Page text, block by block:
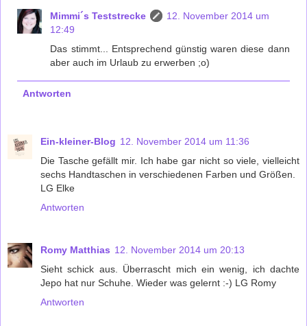
Mimmi´s Teststrecke
12. November 2014 um
12:49
Das stimmt... Entsprechend günstig waren diese dann
aber auch im Urlaub zu erwerben ;o)
Antworten
Ein-kleiner-Blog 12. November 2014 um 11:36
Die Tasche gefällt mir. Ich habe gar nicht so viele, vielleicht
sechs Handtaschen in verschiedenen Farben und Größen.
LG Elke
Antworten
Romy Matthias 12. November 2014 um 20:13
Sieht schick aus. Überrascht mich ein wenig, ich dachte
Jepo hat nur Schuhe. Wieder was gelernt :-) LG Romy
Antworten